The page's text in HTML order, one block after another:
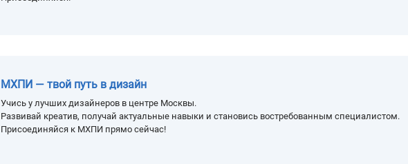
МХПИ — твой путь в дизайн
Учись у лучших дизайнеров в центре Москвы.
Развивай креатив, получай актуальные навыки и становись востребованным специалистом.
Присоединяйся к МХПИ прямо сейчас!